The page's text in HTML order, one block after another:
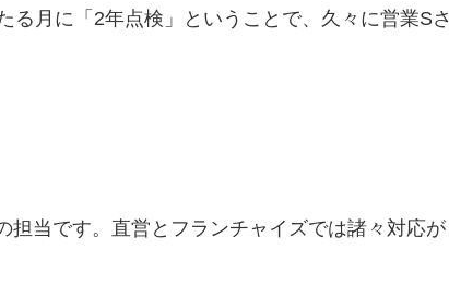
月に「2年点検」ということで、久々に営業Sさ
当です。直営とフランチャイズでは諸々対応が